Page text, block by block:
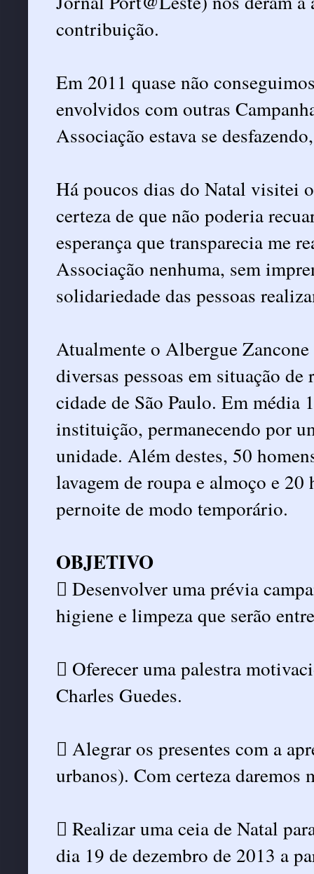
contribuição.
Em 2011 quase não
envolvidos com outras
Associação estava se
Há poucos dias do Natal visitei
certeza de que não poderia
esperança que transparecia me
Associação nenhuma, sem
solidariedade das pessoas
Atualmente o Albergue
diversas pessoas em situação
cidade de São Paulo. Em média
instituição, permanecendo por
unidade. Além destes, 50
lavagem de roupa e almoço e
pernoite de modo temporário.
OBJETIVO
 Desenvolver uma prévia
higiene e limpeza que serão
 Oferecer uma palestra
Charles Guedes.
 Alegrar os presentes com a
urbanos). Com certeza daremos
 Realizar uma ceia de Natal
dia 19 de dezembro de 2013 a